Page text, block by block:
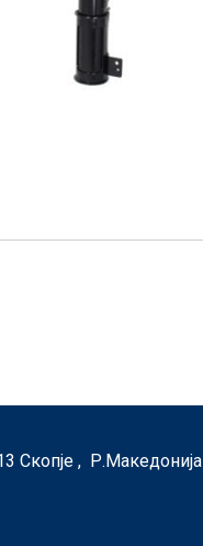
Скопје , Р.Македонија